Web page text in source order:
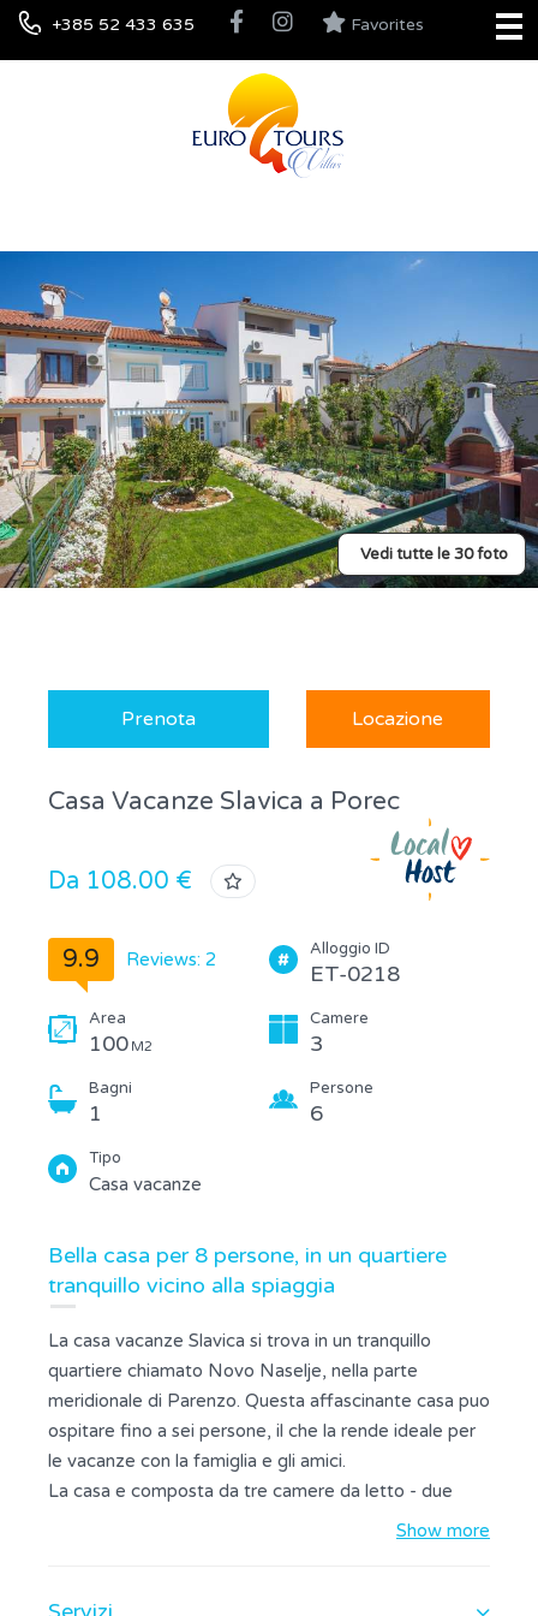
+385 52 433 635 Favorites
Vedi tutte le 30 foto
Prenota Locazione
Casa Vacanze Slavica a Porec
Da 108.00 €
9.9 Reviews: 2 Alloggio ID
ET-0218
Area
100 M2
Camere
3
Bagni
1
Persone
6
Tipo
Casa vacanze
Bella casa per 8 persone, in un quartiere
tranquillo vicino alla spiaggia
La casa vacanze Slavica si trova in un tranquillo
quartiere chiamato Novo Naselje, nella parte
meridionale di Parenzo. Questa affascinante casa puo
ospitare fino a sei persone, il che la rende ideale per
le vacanze con la famiglia e gli amici.
La casa e composta da tre camere da letto - due
camere con letti matrimoniali e una con due letti
attrezzata con tutti gli utensili da cucina e gli
Show more